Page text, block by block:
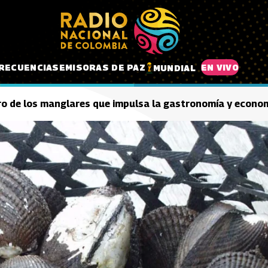
EMISORAS DE PAZ MUNDIAL EN VIVO
de los manglares que impulsa la gastronomía y